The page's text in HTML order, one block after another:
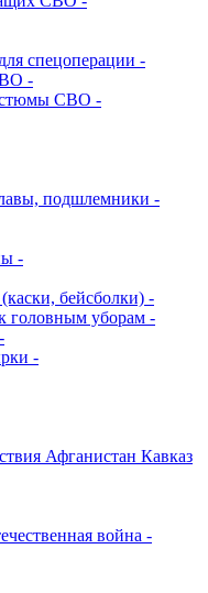
спецоперации -
-
СВО -
подшлемники -
-
бейсболки) -
головным уборам -
-
Афганистан Кавказ
война -